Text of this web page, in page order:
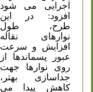
اجرایی می شود
افزود: در این
طرح، طول
نوارهای نقاله
افزایش و سرعت
عبور پسماندها از
روی نوارها جهت
جداسازی بهتر،
کاهش پیدا می